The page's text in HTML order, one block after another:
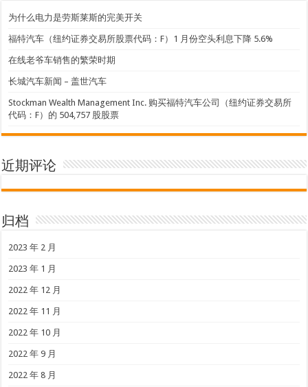
为什么电力是劳斯莱斯的完美开关
福特汽车（纽约证券交易所股票代码：F）1 月份空头利息下降 5.6%
在线老爷车销售的繁荣时期
长城汽车新闻 – 盖世汽车
Stockman Wealth Management Inc. 购买福特汽车公司（纽约证券交易所
代码：F）的 504,757 股股票
近期评论
归档
2023 年 2 月
2023 年 1 月
2022 年 12 月
2022 年 11 月
2022 年 10 月
2022 年 9 月
2022 年 8 月